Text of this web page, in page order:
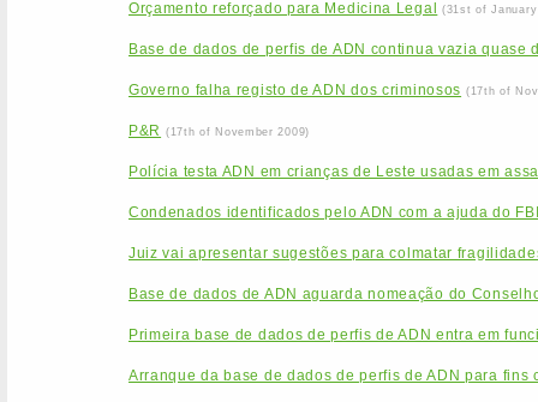
Orçamento reforçado para Medicina Legal (31st of
Base de dados de perfis de ADN continua vazia quase
Governo falha registo de ADN dos criminosos (17th of
P&R (17th of November 2009)
Polícia testa ADN em crianças de Leste usadas em
Condenados identificados pelo ADN com a ajuda do
Juiz vai apresentar sugestões para colmatar
Base de dados de ADN aguarda nomeação do
Primeira base de dados de perfis de ADN entra em
Arranque da base de dados de perfis de ADN para